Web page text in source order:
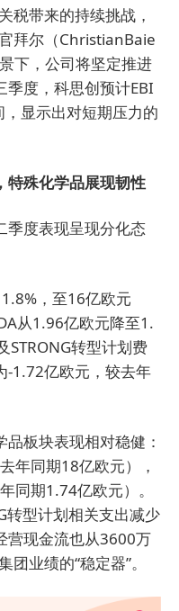
税带来的持续挑战，
拜尔（ChristianBaie
下，公司将坚定推进
度，科思创预计EBI
显示出对短期压力的
特殊化学品展现韧性
季度表现呈现分化态
，至16亿欧元
从1.96亿欧元降至1.
STRONG转型计划费
-1.72亿欧元，较去年
板块表现相对稳健：
年同期18亿欧元），
同期1.74亿欧元）。
转型计划相关支出减少
营现金流也从3600万
业绩的“稳定器”。